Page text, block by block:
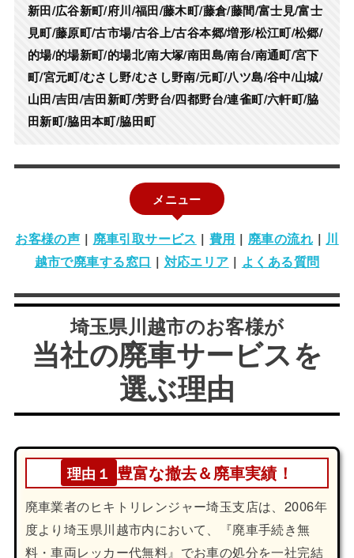
新田/広谷新町/府川/福田/藤木町/藤倉/藤間/富士見/富士
見町/藤原町/古市場/古谷上/古谷本郷/増形/松江町/松郷/
的場/的場新町/的場北/南大塚/南田島/南台/南通町/宮下
町/宮元町/むさし野/むさし野南/元町/八ツ島/谷中/山城/
山田/吉田/吉田新町/芳野台/四都野台/連雀町/六軒町/脇
田新町/脇田本町/脇田町
メニュー
お客様の声 | 廃車引取サービス |費用 |廃車の流れ | 川
越市で廃車する窓口 | 対応エリア | よくある質問
埼玉県川越市のお客様が
当社の廃車サービスを
選ぶ理由
理由１ 豊富な撤去＆廃車実績！
廃車業者のヒキトリレンジャー埼玉支店は、2006年
度より埼玉県川越市内において、『廃車手続き無
料・車両レッカー代無料』でお車の処分を一社完結